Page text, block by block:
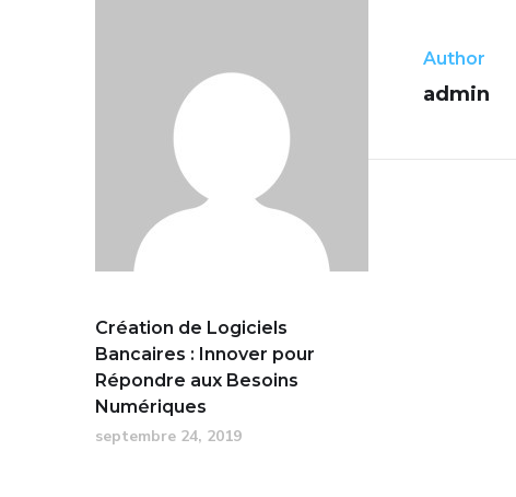
Author
admin
Création de Logiciels
Bancaires : Innover pour
Répondre aux Besoins
Numériques
septembre 24, 2019